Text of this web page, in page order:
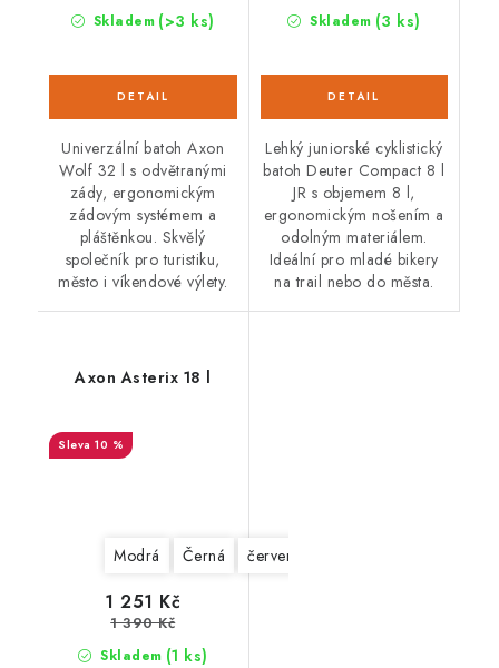
Skladem (>3 ks)
Univerzální batoh Axon
Wolf 32 l s odvětranými
zády, ergonomickým
zádovým systémem a
pláštěnkou. Skvělý
společník pro turistiku,
město i víkendové výlety.
Skladem (3 ks)
Lehký juniorské cyklistický
batoh Deuter Compact 8 l
JR s objemem 8 l,
ergonomickým nošením a
odolným materiálem.
Ideální pro mladé bikery
na trail nebo do města.
Axon Asterix 18 l
10 %
Modrá Černá červená
Skladem (1 ks)
1 251 Kč
1 390 Kč